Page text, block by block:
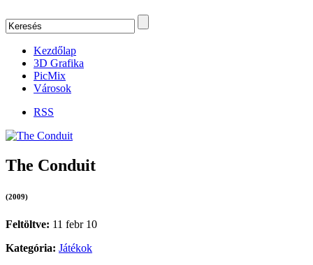
Kezdőlap
3D Grafika
PicMix
Városok
RSS
The Conduit
(2009)
Feltöltve: 11 febr 10
Kategória: Játékok